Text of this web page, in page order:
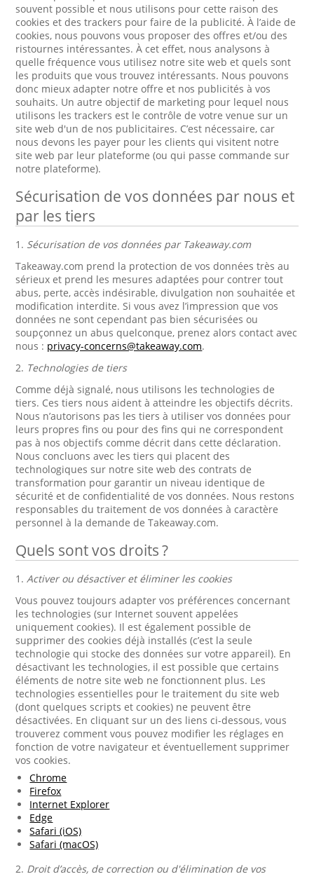
souvent possible et nous utilisons pour cette raison des
cookies et des trackers pour faire de la publicité. À l’aide de
cookies, nous pouvons vous proposer des offres et/ou des
ristournes intéressantes. À cet effet, nous analysons à
quelle fréquence vous utilisez notre site web et quels sont
les produits que vous trouvez intéressants. Nous pouvons
donc mieux adapter notre offre et nos publicités à vos
souhaits. Un autre objectif de marketing pour lequel nous
utilisons les trackers est le contrôle de votre venue sur un
site web d'un de nos publicitaires. C’est nécessaire, car
nous devons les payer pour les clients qui visitent notre
site web par leur plateforme (ou qui passe commande sur
notre plateforme).
Sécurisation de vos données par nous et
par les tiers
1. Sécurisation de vos données par Takeaway.com
Takeaway.com prend la protection de vos données très au
sérieux et prend les mesures adaptées pour contrer tout
abus, perte, accès indésirable, divulgation non souhaitée et
modification interdite. Si vous avez l’impression que vos
données ne sont cependant pas bien sécurisées ou
soupçonnez un abus quelconque, prenez alors contact avec
nous : privacy-concerns@takeaway.com.
2. Technologies de tiers
Comme déjà signalé, nous utilisons les technologies de
tiers. Ces tiers nous aident à atteindre les objectifs décrits.
Nous n’autorisons pas les tiers à utiliser vos données pour
leurs propres fins ou pour des fins qui ne correspondent
pas à nos objectifs comme décrit dans cette déclaration.
Nous concluons avec les tiers qui placent des
technologiques sur notre site web des contrats de
transformation pour garantir un niveau identique de
sécurité et de confidentialité de vos données. Nous restons
responsables du traitement de vos données à caractère
personnel à la demande de Takeaway.com.
Quels sont vos droits ?
1.Activer ou désactiver et éliminer les cookies
Vous pouvez toujours adapter vos préférences concernant
les technologies (sur Internet souvent appelées
uniquement cookies). Il est également possible de
supprimer des cookies déjà installés (c’est la seule
technologie qui stocke des données sur votre appareil). En
désactivant les technologies, il est possible que certains
éléments de notre site web ne fonctionnent plus. Les
technologies essentielles pour le traitement du site web
(dont quelques scripts et cookies) ne peuvent être
désactivées. En cliquant sur un des liens ci-dessous, vous
trouverez comment vous pouvez modifier les réglages en
fonction de votre navigateur et éventuellement supprimer
vos cookies.
Chrome
Firefox
Internet Explorer
Edge
Safari (iOS)
Safari (macOS)
2. Droit d’accès, de correction ou d'élimination de vos